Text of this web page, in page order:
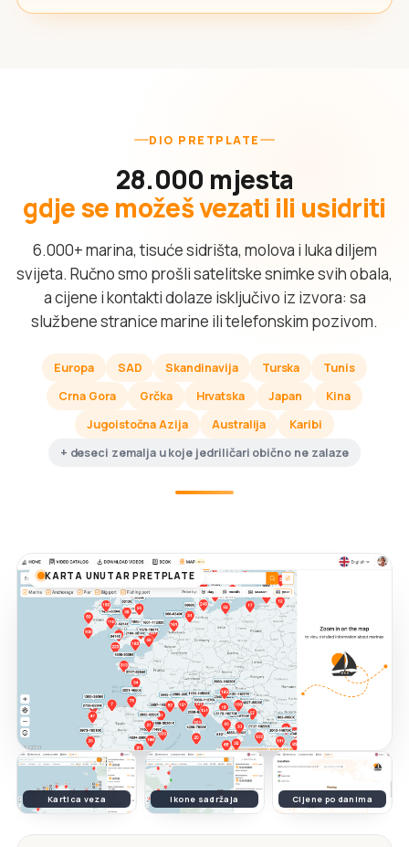
DIO PRETPLATE
28.000 mjesta
gdje se možeš vezati ili usidriti
6.000+ marina, tisuće sidrišta, molova i luka diljem
svijeta. Ručno smo prošli satelitske snimke svih obala,
a cijene i kontakti dolaze isključivo iz izvora: sa
službene stranice marine ili telefonskim pozivom.
Europa SAD Skandinavija Turska
Tunis
Crna Gora
Grčka Hrvatska Japan
Kina
Jugoistočna Azija
Australija
Karibi
+ deseci zemalja u koje jedriličari obično ne zalaze
KARTA UNUTAR PRETPLATE
Kartica veza Ikone sadržaja Cijene po danima